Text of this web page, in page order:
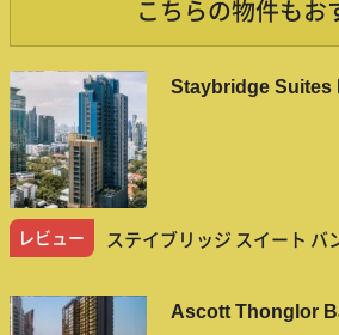
こちらの物件もお
Staybridge
レビュー ステイブリッジ スイート バ
Ascott Thonglor